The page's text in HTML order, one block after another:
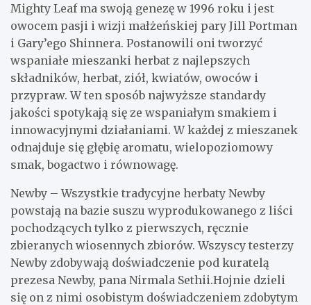
Mighty Leaf ma swoją genezę w 1996 roku i jest
owocem pasji i wizji małżeńskiej pary Jill Portman
i Gary’ego Shinnera. Postanowili oni tworzyć
wspaniałe mieszanki herbat z najlepszych
składników, herbat, ziół, kwiatów, owoców i
przypraw. W ten sposób najwyższe standardy
jakości spotykają się ze wspaniałym smakiem i
innowacyjnymi działaniami. W każdej z mieszanek
odnajduje się głębię aromatu, wielopoziomowy
smak, bogactwo i równowagę.
Newby – Wszystkie tradycyjne herbaty Newby
powstają na bazie suszu wyprodukowanego z liści
pochodzących tylko z pierwszych, ręcznie
zbieranych wiosennych zbiorów. Wszyscy testerzy
Newby zdobywają doświadczenie pod kuratelą
prezesa Newby, pana Nirmala Sethii.Hojnie dzieli
się on z nimi osobistym doświadczeniem zdobytym